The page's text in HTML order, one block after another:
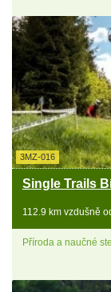
3MZ-016
Single Trails
112.9 km vzdušně
Příroda a naučné